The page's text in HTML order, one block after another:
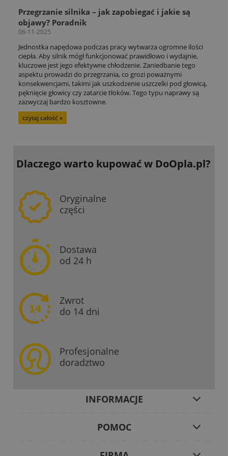
Przegrzanie silnika – jak zapobiegać i jakie są
objawy? Poradnik
06-11-2025
Jednostka napędowa podczas pracy wytwarza ogromne ilości
ciepła. Aby silnik mógł funkcjonować prawidłowo i wydajnie,
kluczowe jest jego efektywne chłodzenie. Zaniedbanie tego
aspektu prowadzi do przegrzania, co grozi poważnymi
konsekwencjami, takimi jak uszkodzenie uszczelki pod głowicą,
pęknięcie głowicy czy zatarcie tłoków. Tego typu naprawy są
zazwyczaj bardzo kosztowne.
czytaj całość »
Dlaczego warto kupowaćw DoOpla.pl?
Oryginalne
części
Dostawa
od 24 h
Zwrot
do 14 dni
Profesjonalne
doradztwo
INFORMACJE
POMOC